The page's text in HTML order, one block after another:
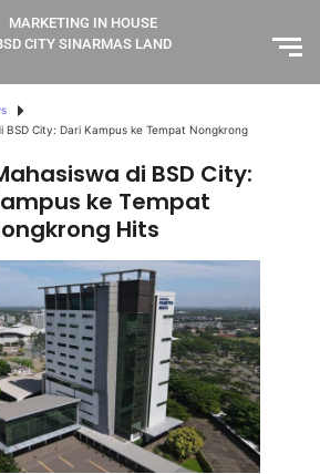
MARKETING IN HOUSE
CITY SINARMAS LAND
BSD City: Dari Kampus ke Tempat Nongkrong
di BSD City:
ke Tempat
Hits